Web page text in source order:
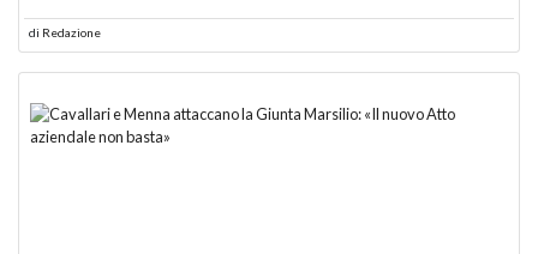
di Redazione